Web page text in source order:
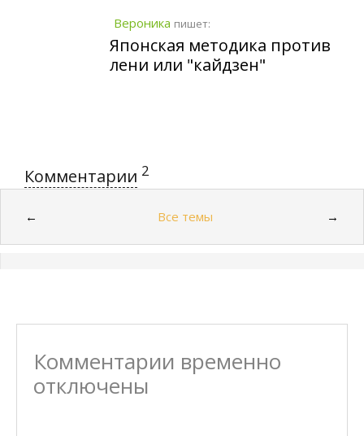
Вероника пишет:
Японская методика против
лени или "кайдзен"
Комментарии 2
← Все темы →
Комментарии временно
отключены